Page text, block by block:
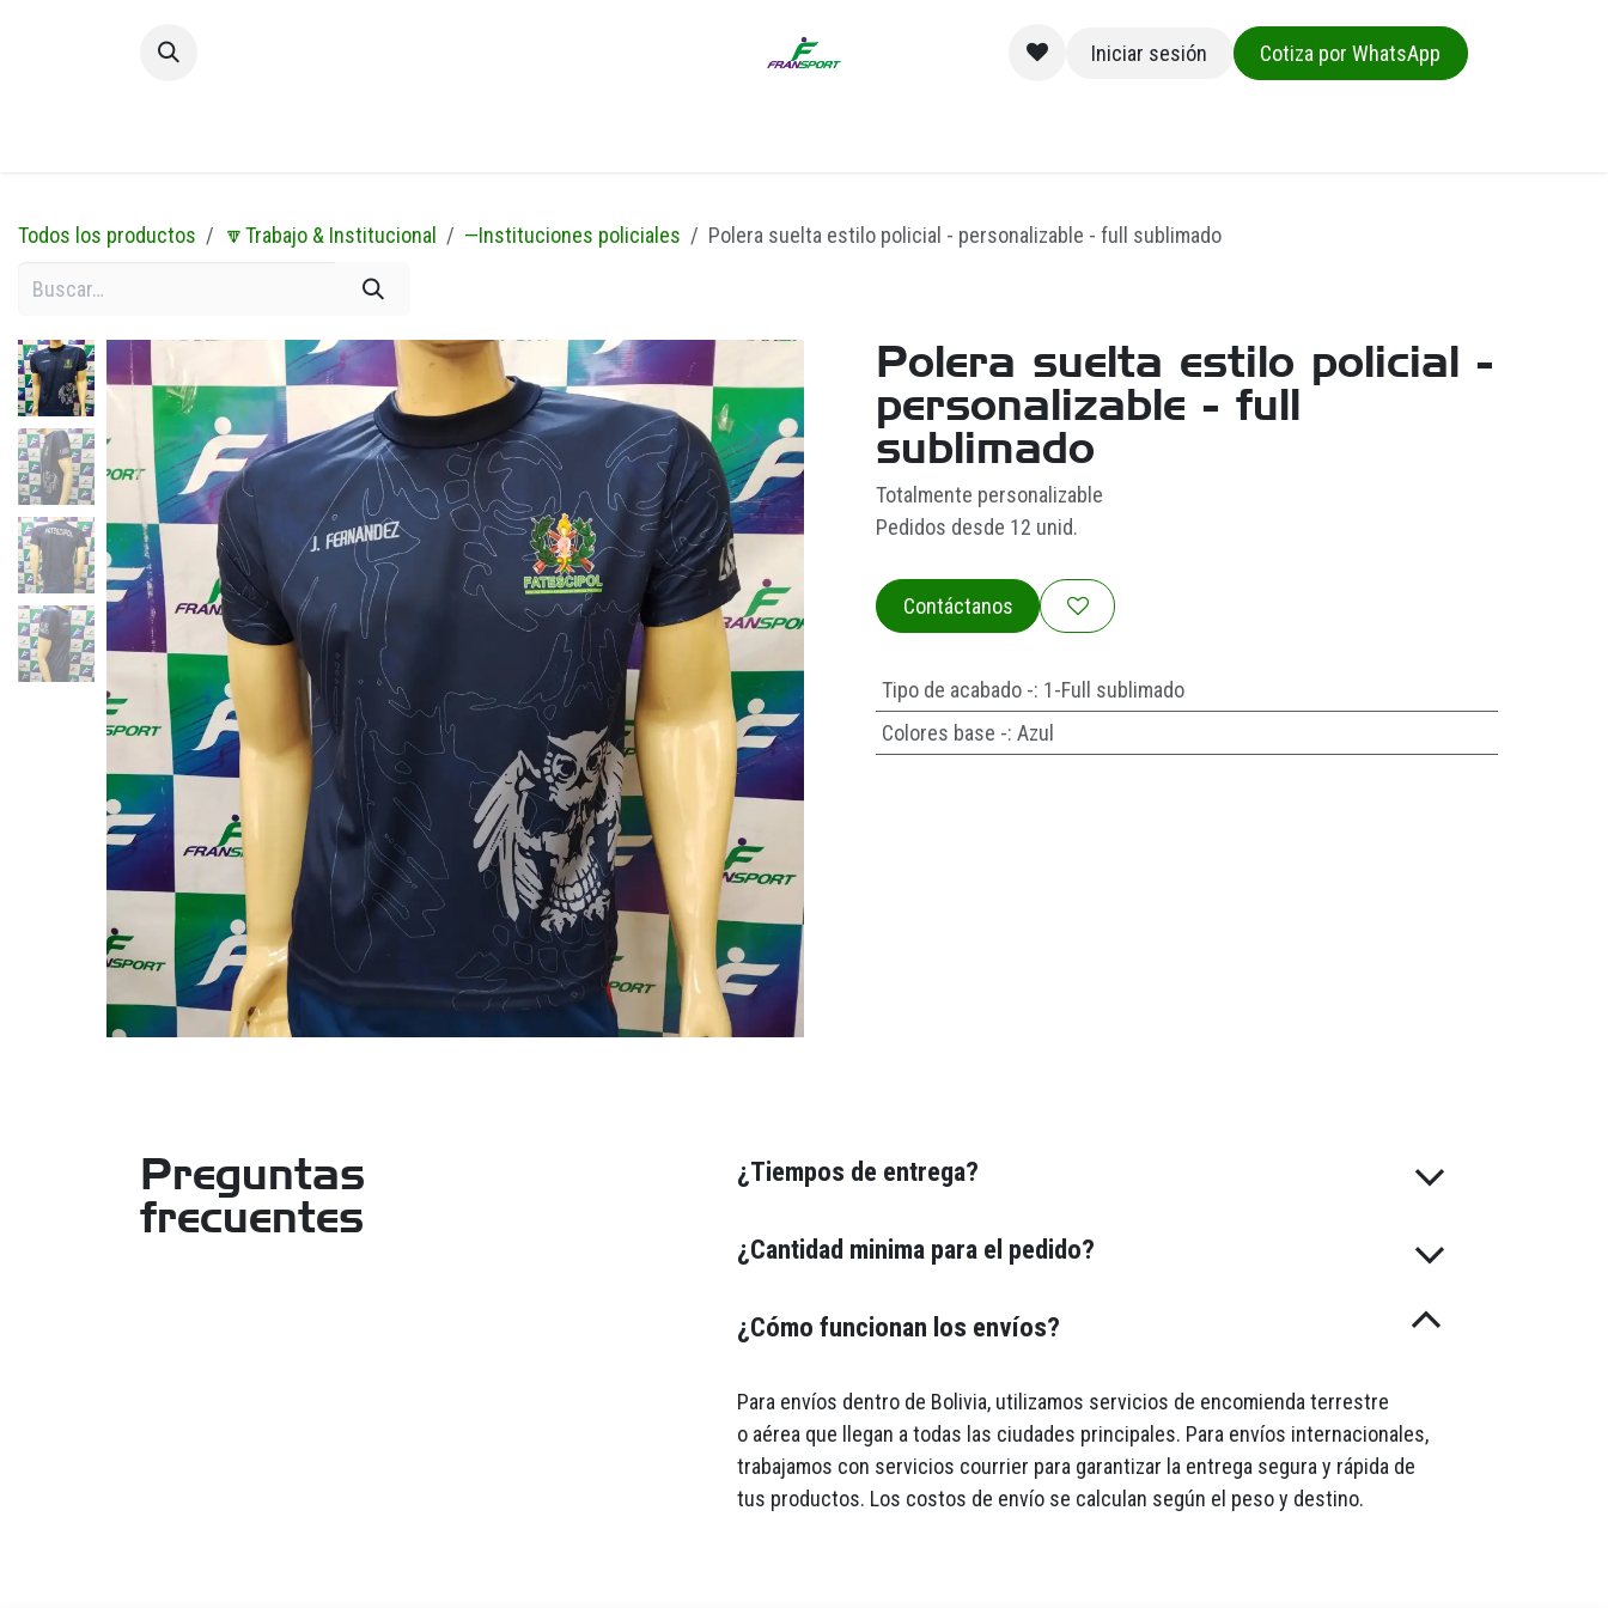
Iniciar sesión
Cotiza por WhatsApp
Todos los productos 🔽Trabajo & Institucional —Instituciones policiales Polera suelta estilo policial - personalizable - full sublimado
Polera suelta estilo policial -
personalizable - full
sublimado
Totalmente personalizable
Pedidos desde 12 unid.
Contáctanos
Tipo de acabado -: 1-Full sublimado
Colores base -: Azul
Preguntas
frecuentes
¿Tiempos de entrega?
¿Cantidad minima para el pedido?
¿Cómo funcionan los envíos?
Para envíos dentro de Bolivia, utilizamos servicios de encomienda terrestre
o aérea que llegan a todas las ciudades principales. Para envíos internacionales,
trabajamos con servicios courrier para garantizar la entrega segura y rápida de
tus productos. Los costos de envío se calculan según el peso y destino.